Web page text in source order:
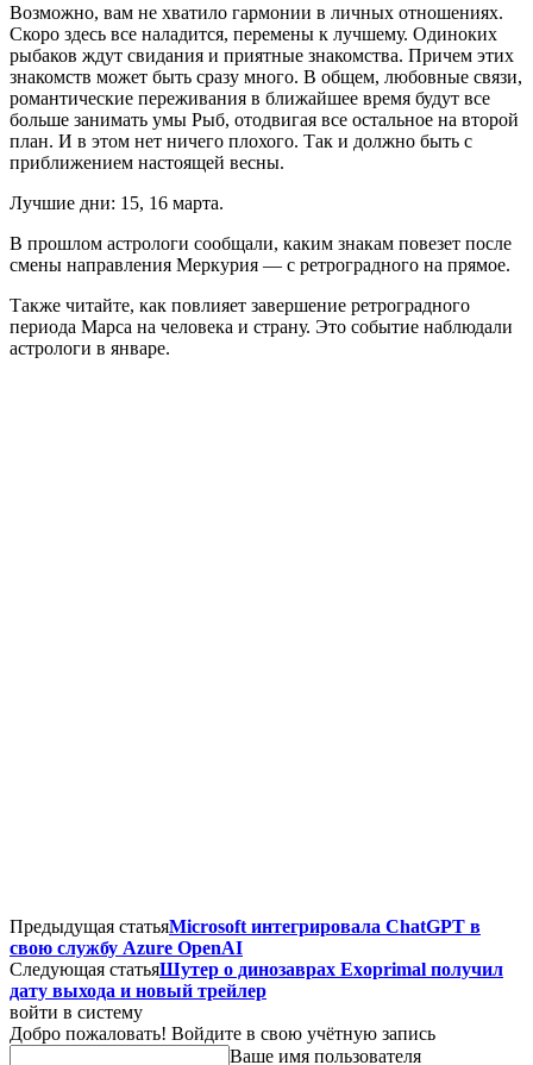
Возможно, вам не хватило гармонии в личных отношениях.
Скоро здесь все наладится, перемены к лучшему. Одиноких
рыбаков ждут свидания и приятные знакомства. Причем этих
знакомств может быть сразу много. В общем, любовные связи,
романтические переживания в ближайшее время будут все
больше занимать умы Рыб, отодвигая все остальное на второй
план. И в этом нет ничего плохого. Так и должно быть с
приближением настоящей весны.
Лучшие дни: 15, 16 марта.
В прошлом астрологи сообщали, каким знакам повезет после
смены направления Меркурия — с ретроградного на прямое.
Также читайте, как повлияет завершение ретроградного
периода Марса на человека и страну. Это событие наблюдали
астрологи в январе.
Предыдущая статьяMicrosoft интегрировала ChatGPT в
свою службу Azure OpenAI
Следующая статьяШутер о динозаврах Exoprimal получил
дату выхода и новый трейлер
войти в систему
Добро пожаловать! Войдите в свою учётную запись
Ваше имя пользователя